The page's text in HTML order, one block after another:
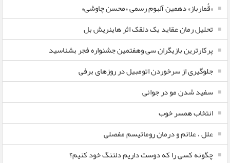
«قُمارباز» دهمین آلبوم رسمی «محسن چاوشی»
تحلیل رمان عقاید یک دلقک اثر هاینریش بل
پرکارترین بازیگران سی وهفتمین جشنواره فجر بشناسید
جلوگیری از سرخوردن اتومبیل در روزهای برفی
سفید شدن مو در جوانی
انتخاب همسر خوب
علل ، علائم و درمان روماتیسم مفصلی
چگونه کسی را که دوست داریم دلتنگ خود کنیم؟